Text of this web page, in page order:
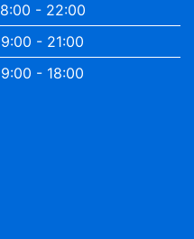
8:00 - 22:00
9:00 - 21:00
9:00 - 18:00